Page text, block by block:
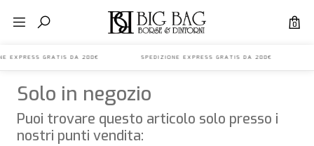
0
EXPRESS GRATIS DA 200€ SPEDIZIONE EXPRESS GRATIS DA
Solo in negozio
Puoi trovare questo articolo solo presso i
nostri punti vendita: